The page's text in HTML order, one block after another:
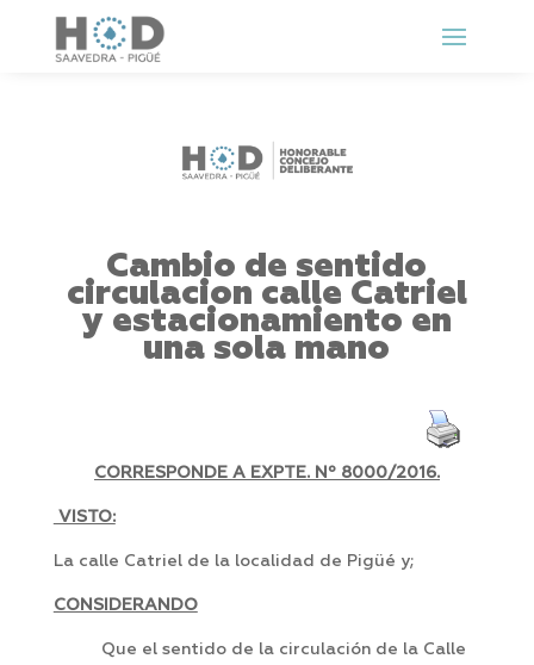
Cambio de sentido
circulacion calle Catriel
y estacionamiento en
una sola mano
CORRESPONDE A EXPTE. Nº 8000/2016.
VISTO:
La calle Catriel de la localidad de Pigüé y;
CONSIDERANDO
Que el sentido de la circulación de la Calle